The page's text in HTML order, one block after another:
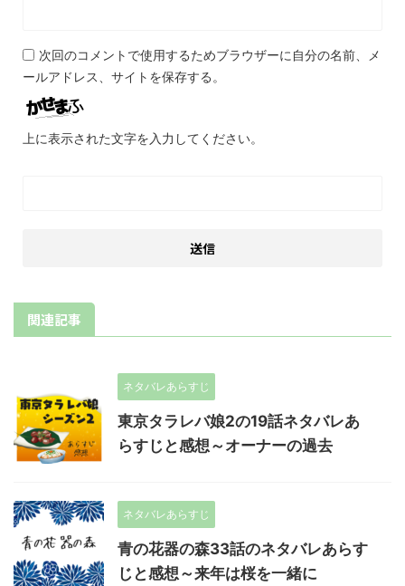
次回のコメントで使用するためブラウザーに自分の名前、メ
ールアドレス、サイトを保存する。
上に表示された文字を入力してください。
関連記事
ネタバレあらすじ
東京タラレバ娘2の19話ネタバレあ
らすじと感想～オーナーの過去
ネタバレあらすじ
青の花器の森33話のネタバレあらす
じと感想～来年は桜を一緒に